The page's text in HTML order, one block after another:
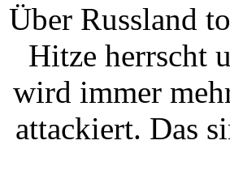
Über Russland
Hitze herrscht
wird immer
attackiert. Das